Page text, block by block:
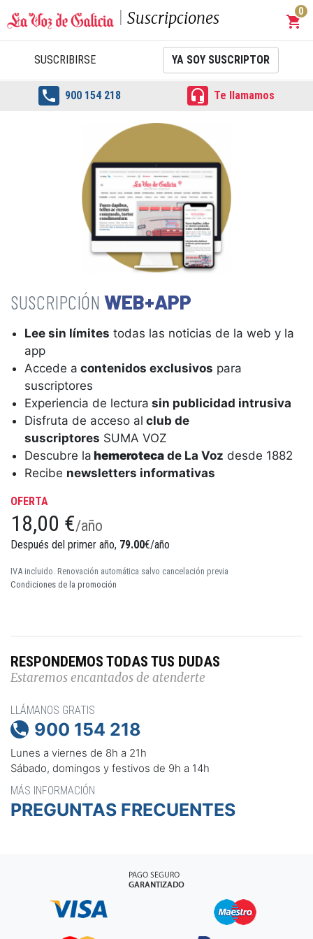
Suscripciones shopping_cart
0
SUSCRIBIRSE YA SOY SUSCRIPTOR
 900 154 218  Te llamamos
WEB+APP
Lee sin límites todas las noticias de la web y la
app
Accede a contenidos exclusivos para
suscriptores
Experiencia de lectura sin publicidad intrusiva
Disfruta de acceso al club de
suscriptores SUMA VOZ
Descubre la hemeroteca de La Voz desde 1882
Recibe newsletters informativas
OFERTA
18,00 €/año
Después del primer año, 79.00€/año
IVA incluido. Renovación automática salvo cancelación previa
Condiciones de la promoción
RESPONDEMOS TODAS TUS DUDAS
Estaremos encantados de atenderte
LLÁMANOS GRATIS
 900 154 218
Lunes a viernes de 8h a 21h
Sábado, domingos y festivos de 9h a 14h
MÁS INFORMACIÓN
PREGUNTAS FRECUENTES